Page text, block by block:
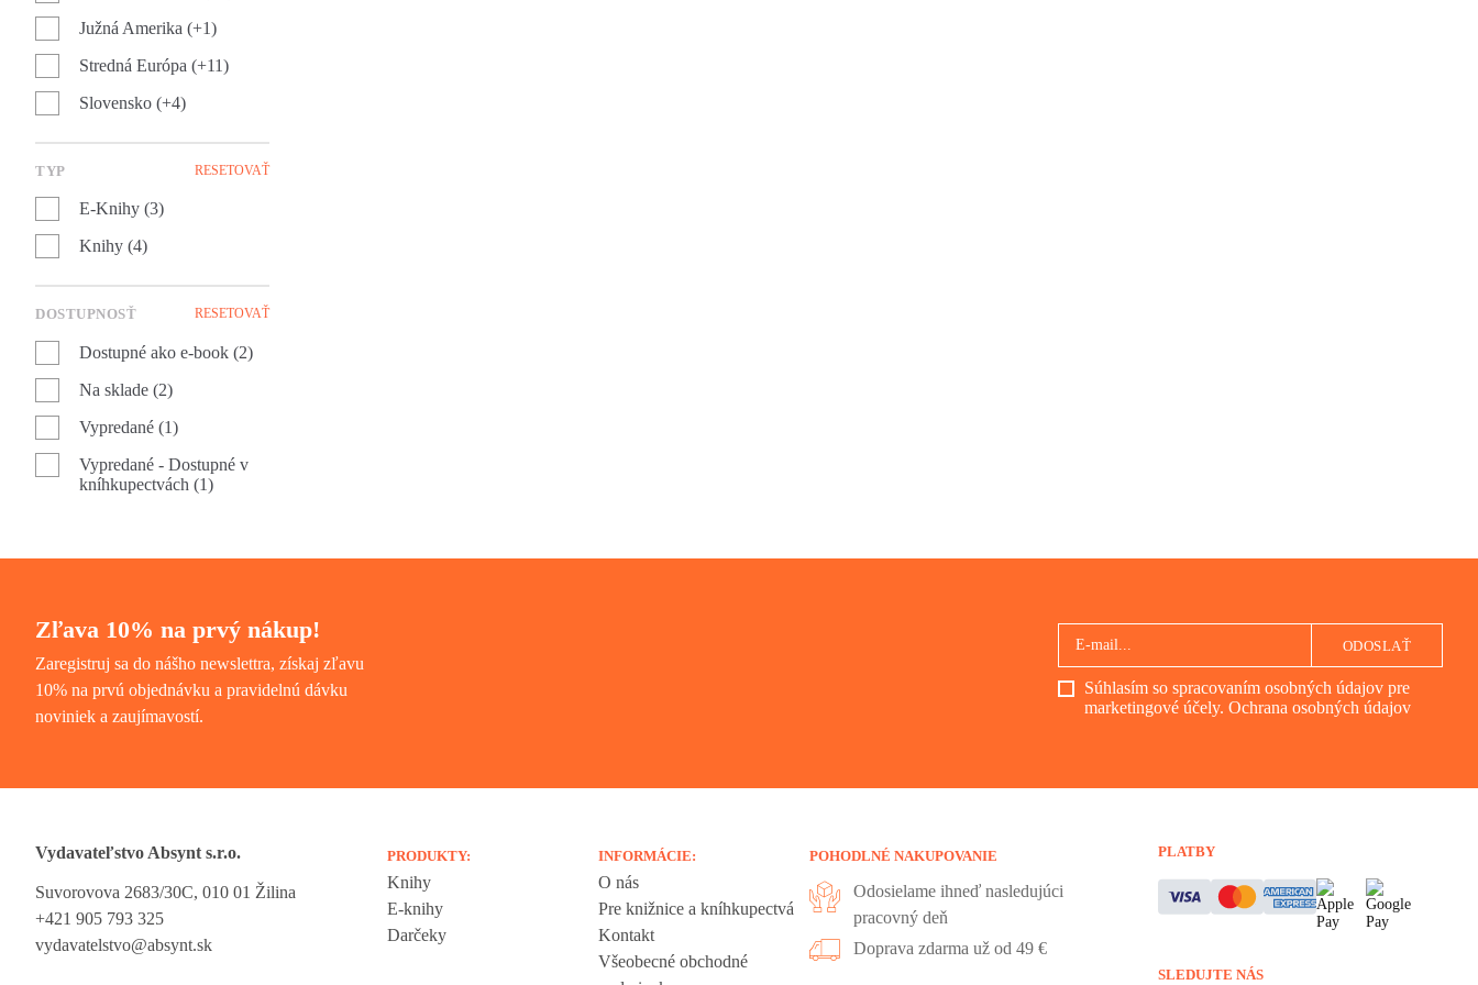
Južná Amerika (+1)
Stredná Európa (+11)
Slovensko (+4)
TYP RESETOVAŤ
E-Knihy (3)
Knihy (4)
DOSTUPNOSŤ RESETOVAŤ
Dostupné ako e-book (2)
Na sklade (2)
Vypredané (1)
Vypredané - Dostupné v
kníhkupectvách (1)
Zľava 10% na prvý nákup!
Zaregistruj sa do nášho newslettra, získaj zľavu
10% na prvú objednávku a pravidelnú dávku
noviniek a zaujímavostí.
Súhlasím so spracovaním osobných údajov pre
marketingové účely. Ochrana osobných údajov
ODOSLAŤ
Vydavateľstvo Absynt s.r.o.
Suvorovova 2683/30C, 010 01 Žilina
+421 905 793 325
vydavatelstvo@absynt.sk
PRODUKTY:
Knihy
E-knihy
Darčeky
INFORMÁCIE:
O nás
Pre knižnice a kníhkupectvá
Kontakt
Všeobecné obchodné
POHODLNÉ NAKUPOVANIE
Odosielame ihneď nasledujúci
pracovný deň
Doprava zdarma už od 49 €
PLATBY
SLEDUJTE NÁS
Vážime si vaše súkromie
Táto stránka používa cookies, aby vám ponúkla skvelý zážitok z prehliadania.